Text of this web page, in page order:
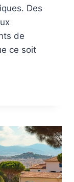
Des
de
ce soit